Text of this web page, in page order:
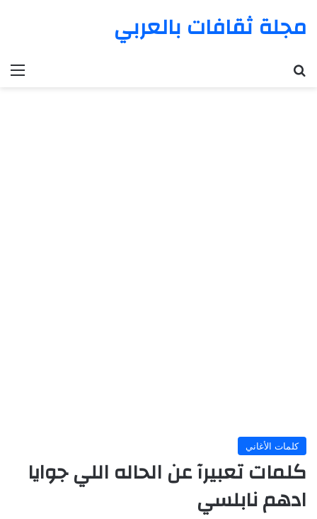
مجلة ثقافات بالعربي
كلمات الأغاني
كلمات تعبيرآ عن الحاله اللي جوايا
ادهم نابلسي